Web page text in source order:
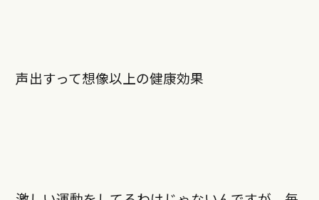
声出すって想像以上の健康効果